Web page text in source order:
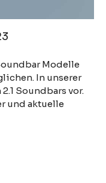
Modelle
In unserer
Soundbars vor.
und aktuelle